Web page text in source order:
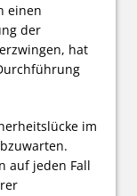
einen
der
hat
im
auf jeden Fall